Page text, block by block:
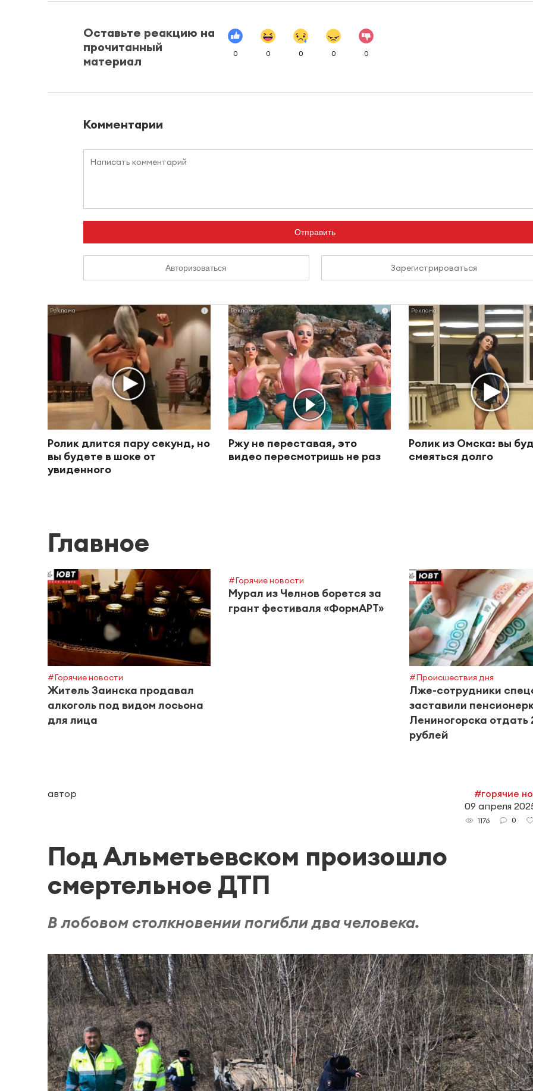
Оставьте реакцию на
прочитанный
материал
0 0 0 0 0
Комментарии
Отправить
Авторизоваться Зарегистрироваться
i
Ролик длится пару секунд, но
вы будете в шоке от
увиденного
i
Ржу не переставая, это
видео пересмотришь не раз
Ролик из Омска: вы
смеяться долго
Главное
#Горячие новости
Житель Заинска продавал
алкоголь под видом лосьона
для лица
#Горячие новости
Мурал из Челнов борется за
грант фестиваля «ФормАРТ»
#Происшествия дня
Лже-сотрудники
заставили
Лениногорска отдать
рублей
автор
#горячие
09 апреля
1176 0
Под Альметьевском произошло
смертельное ДТП
В лобовом столкновении погибли два человека.